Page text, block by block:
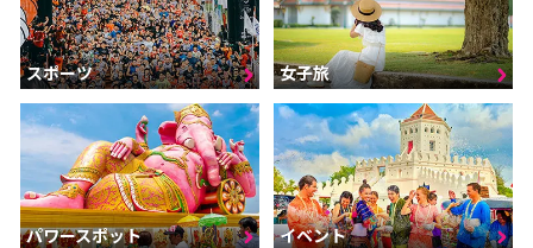
スポーツ 女子旅
パワースポット イベント